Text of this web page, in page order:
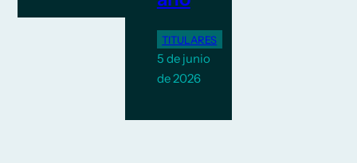
TITULARES
5 de junio
de 2026